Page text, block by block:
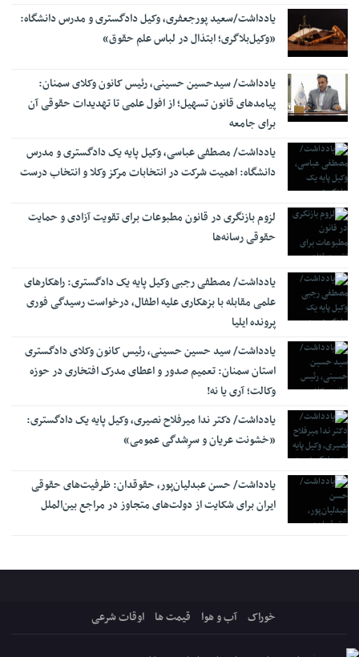
فرهاد اصلانی، رئیس کانون وکلای دادگستری کردستان: نبود
حمایت‌های مؤثر از وکلای جوان، علاوه بر تهدید استقلال حرفه‌ای، به
هدررفت سرمایه انسانی و اجتماعی نظام حقوقی کشور منجر می‌شود
10:30 راه‌اندازی سامانه ۲۴ ساعته قضایی برخط برای زائران اربعین در عراق
10:25 ترساندنِ دیگران چه مجازاتی دارد؟
زمان ثبت‌نام آزمون دفتریاری اسناد رسمی اعلام شد
16:50
منتظری: حضور نماینده دادستان در پرونده‌های حقوق عامه و
بیت‌المال الزامی است
11:18 نسق زراعی چه حقوقی برای زارعان ایجاد می‌کند؟
یادداشت/سعید‌ پورجعفری، وکیل دادگستری و مدرس دانشگاه:
«وکیل‌بلاگری؛ ابتذال در لباس علم حقوق»
یادداشت/ سیدحسین حسینی، رئیس کانون وکلای سمنان:
پیامدهای قانون تسهیل؛ از افول علمی تا تهدیدات حقوقی آن
برای جامعه
یادداشت/ مصطفی عباسی، وکیل پایه یک دادگستری و مدرس
دانشگاه: اهمیت شرکت در انتخابات مرکز وکلا ‌و انتخاب درست
لزوم بازنگری در قانون مطبوعات برای تقویت آزادی و حمایت
حقوقی رسانه‌ها
یادداشت/ مصطفی رجبی وکیل پایه یک دادگستری: راهکارهای
علمی مقابله با بزهکاری علیه اطفال، درخواست رسیدگی فوری
پرونده ایلیا
یادداشت/ سید حسین حسینی، رئیس کانون وکلای دادگستری
استان سمنان: تعمیم صدور و اعطای مدرک افتخاری در حوزه
وکالت؛ آری یا نه!
یادداشت/ دکتر ندا میرفلاح نصیری، وکیل پایه یک دادگستری:
«خشونت عریان و سرِشدگی عمومی»
یادداشت/ حسن عبدلیان‌پور، حقوقدان: ظرفیت‌های حقوقی
ایران برای شکایت از دولت‌های متجاوز در مراجع بین‌الملل
خوراک آب و هوا قیمت ها اوقات شرعی